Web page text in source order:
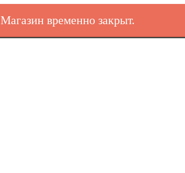
Магазин временно закрыт.